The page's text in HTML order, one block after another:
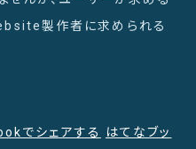
製作者に求められる
でシェアする
はてなブッ